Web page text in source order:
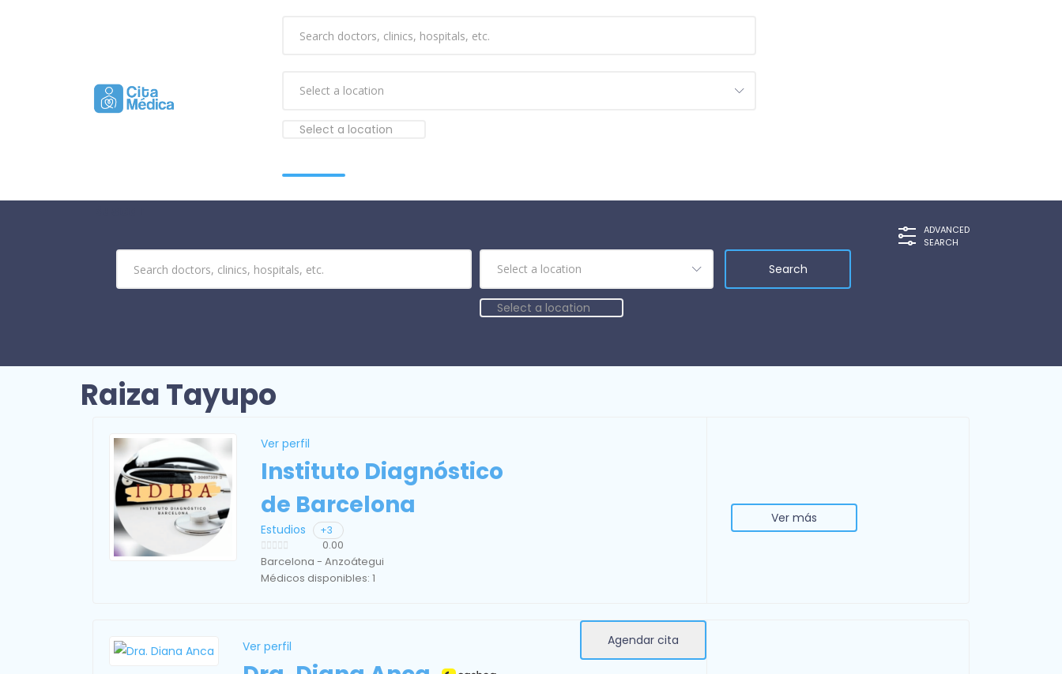
Select a location
Select a location
Search
ADVANCED
SEARCH
Raiza Tayupo
Ver perfil
Instituto Diagnóstico
de Barcelona
Estudios +3
0.00
Barcelona - Anzoátegui
Médicos disponibles: 1
Ver más
Ver perfil Agendar cita